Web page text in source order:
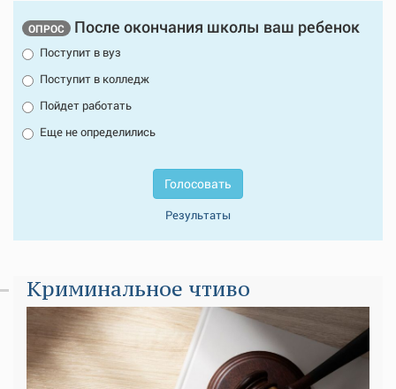
ОПРОС После окончания школы ваш ребенок
Поступит в вуз
Поступит в колледж
Пойдет работать
Еще не определились
Голосовать
Результаты
Криминальное чтиво